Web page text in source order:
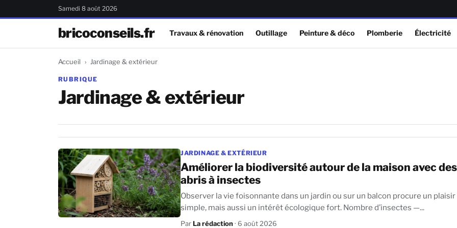
Samedi 8 août 2026
bricoconseils.fr Travaux & rénovation Outillage Peinture & déco Plomberie Électricité
Accueil Jardinage & extérieur
RUBRIQUE
Jardinage & extérieur
JARDINAGE & EXTÉRIEUR
Améliorer la biodiversité autour de la maison avec des
abris à insectes
Observer la vie foisonnante dans un jardin ou sur un balcon procure un plaisir
simple, mais aussi un intérêt écologique fort. Nombre d’insectes —...
Par La rédaction · 6 août 2026